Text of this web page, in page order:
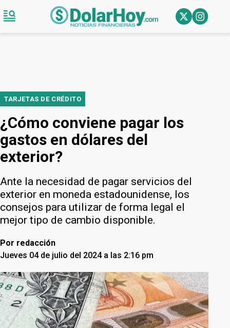
TARJETAS DE CRÉDITO
¿Cómo conviene pagar los
gastos en dólares del
exterior?
Ante la necesidad de pagar servicios del
exterior en moneda estadounidense, los
consejos para utilizar de forma legal el
mejor tipo de cambio disponible.
Por redacción
Jueves 04 de julio del 2024 a las 2:16 pm